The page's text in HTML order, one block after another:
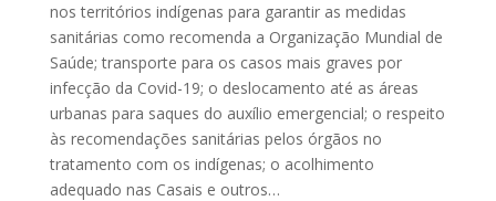
nos territórios indígenas para garantir as medidas
sanitárias como recomenda a Organização Mundial de
Saúde; transporte para os casos mais graves por
infecção da Covid-19; o deslocamento até as áreas
urbanas para saques do auxílio emergencial; o respeito
às recomendações sanitárias pelos órgãos no
tratamento com os indígenas; o acolhimento
adequado nas Casais e outros…